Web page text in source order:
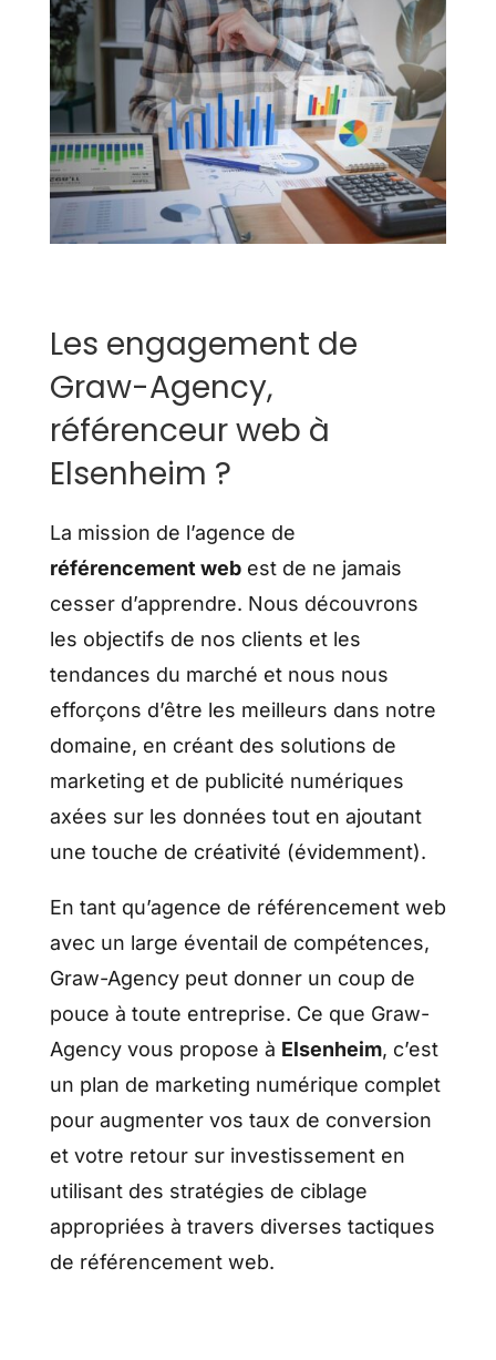
Les engagement de
Graw-Agency,
référenceur web à
Elsenheim ?
La mission de l’agence de
référencement webest de ne jamais
cesser d’apprendre. Nous découvrons
les objectifs de nos clients et les
tendances du marché et nous nous
efforçons d’être les meilleurs dans notre
domaine, en créant des solutions de
marketing et de publicité numériques
axées sur les données tout en ajoutant
une touche de créativité (évidemment).
En tant qu’agence de référencement web
avec un large éventail de compétences,
Graw-Agency peut donner un coup de
pouce à toute entreprise. Ce que Graw-
Agency vous propose à Elsenheim, c’est
un plan de marketing numérique complet
pour augmenter vos taux de conversion
et votre retour sur investissement en
utilisant des stratégies de ciblage
appropriées à travers diverses tactiques
de référencement web.